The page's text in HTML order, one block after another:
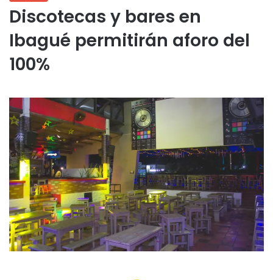
Discotecas y bares en
Ibagué permitirán aforo del
100%